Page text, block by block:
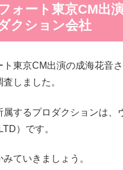
ォート東京CM出
クション会社
ト東京CM出演の成海花音
しました。
属するプロダクションは、
）です。
ていきましょう。